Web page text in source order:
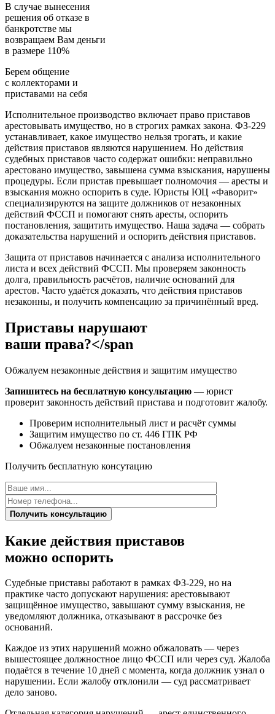
В случае вынесения
решения об отказе в
банкротстве мы
возвращаем Вам деньги
в размере 110%
Берем общение
с коллекторами и
приставами на себя
Исполнительное производство включает право приставов
арестовывать имущество, но в строгих рамках закона. ФЗ-229
устанавливает, какое имущество нельзя трогать, и какие
действия приставов являются нарушением. Но действия
судебных приставов часто содержат ошибки: неправильно
арестовано имущество, завышена сумма взыскания, нарушены
процедуры. Если пристав превышает полномочия — аресты и
взыскания можно оспорить в суде. Юристы ЮЦ «Фаворит»
специализируются на защите должников от незаконных
действий ФССП и помогают снять аресты, оспорить
постановления, защитить имущество. Наша задача — собрать
доказательства нарушений и оспорить действия приставов.
Защита от приставов начинается с анализа исполнительного
листа и всех действий ФССП. Мы проверяем законность
долга, правильность расчётов, наличие оснований для
арестов. Часто удаётся доказать, что действия приставов
незаконны, и получить компенсацию за причинённый вред.
Приставы нарушают
ваши права?</span
Обжалуем незаконные действия и защитим имущество
Запишитесь на бесплатную консультацию — юрист
проверит законность действий пристава и подготовит жалобу.
Проверим исполнительный лист и расчёт суммы
Защитим имущество по ст. 446 ГПК РФ
Обжалуем незаконные постановления
Получить бесплатную консутацию
Получить консультацию
Какие действия приставов
можно оспорить
Судебные приставы работают в рамках ФЗ-229, но на
практике часто допускают нарушения: арестовывают
защищённое имущество, завышают сумму взыскания, не
уведомляют должника, отказывают в рассрочке без
оснований.
Каждое из этих нарушений можно обжаловать — через
вышестоящее должностное лицо ФССП или через суд. Жалоба
подаётся в течение 10 дней с момента, когда должник узнал о
нарушении. Если жалобу отклонили — суд рассматривает
дело заново.